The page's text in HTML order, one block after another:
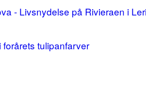
- Livsnydelse på Rivieraen i
tulipanfarver